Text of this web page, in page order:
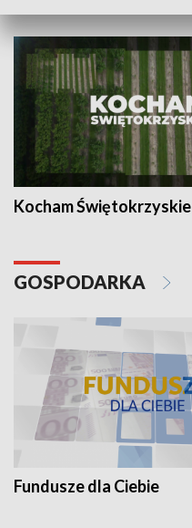
Kocham Świętokrzyskie
GOSPODARKA
Fundusze dla Ciebie